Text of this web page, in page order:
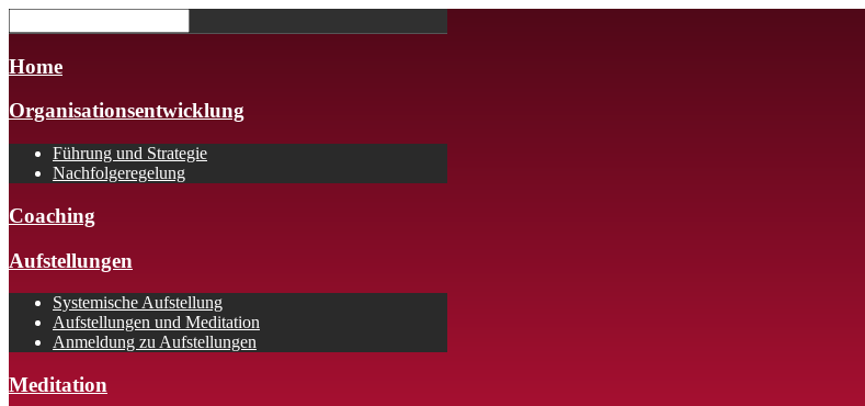
Home
Organisationsentwicklung
Führung und Strategie
Nachfolgeregelung
Coaching
Aufstellungen
Systemische Aufstellung
Aufstellungen und Meditation
Anmeldung zu Aufstellungen
Meditation